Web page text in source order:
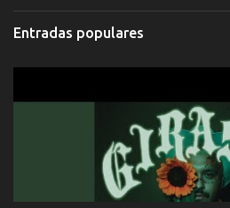
cada que intentas cantar Cada que
intentas rimar Pobre payaso que usa
con la gente Dices "Latino Gang" pero
menos se prudente Hoy me sabe a
dientes Por falta de empatía le toca ser
consciente de los followers que
ve el poder que tienes Otro chiste
álbum's "José, vibras colores con la
Entradas populares